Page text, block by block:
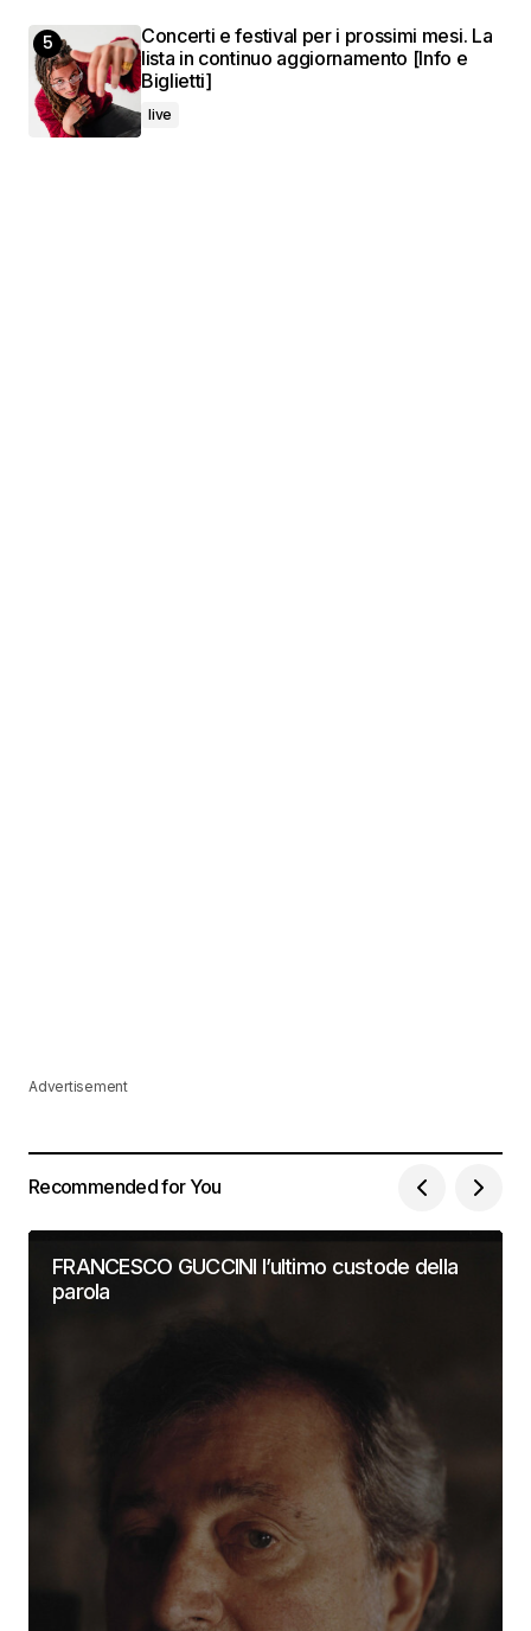
Concerti e festival per i prossimi mesi. La
lista in continuo aggiornamento [Info e
Biglietti]
live
Advertisement
Recommended for You
FRANCESCO GUCCINI l’ultimo custode della
parola